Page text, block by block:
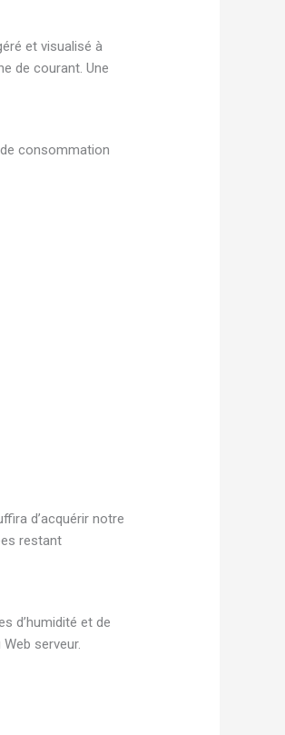
et visualisé à
de courant. Une
consommation
d’acquérir notre
restant
d’humidité et de
serveur.